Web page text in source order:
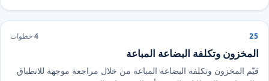
25
4خطوات
المخزون وتكلفة البضاعة المباعة
قيّم المخزون وتكلفة البضاعة المباعة من خلال مراجعة موجهة للانطباق